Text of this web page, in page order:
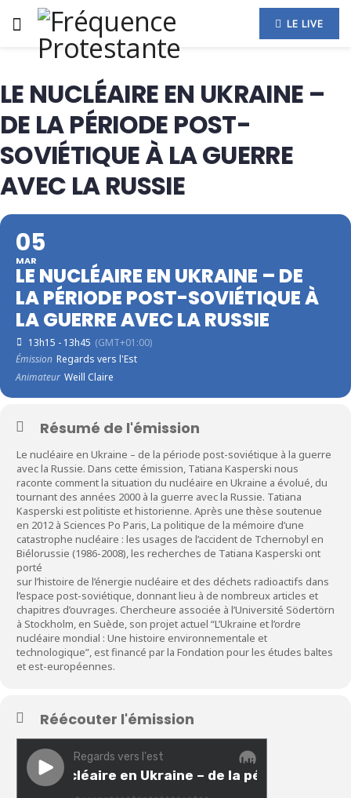
LE LIVE
LE NUCLÉAIRE EN UKRAINE –
DE LA PÉRIODE POST-
SOVIÉTIQUE À LA GUERRE
AVEC LA RUSSIE
05
MAR
LE NUCLÉAIRE EN UKRAINE – DE
LA PÉRIODE POST-SOVIÉTIQUE À
LA GUERRE AVEC LA RUSSIE
13h15 - 13h45 (GMT+01:00)
Émission Regards vers l'Est
Animateur Weill Claire
Résumé de l'émission
Le nucléaire en Ukraine – de la période post-soviétique à la guerre
avec la Russie. Dans cette émission, Tatiana Kasperski nous
raconte comment la situation du nucléaire en Ukraine a évolué, du
tournant des années 2000 à la guerre avec la Russie. Tatiana
Kasperski est politiste et historienne. Après une thèse soutenue
en 2012 à Sciences Po Paris, La politique de la mémoire d’une
catastrophe nucléaire : les usages de l’accident de Tchernobyl en
Biélorussie (1986-2008), les recherches de Tatiana Kasperski ont
porté
sur l’histoire de l’énergie nucléaire et des déchets radioactifs dans
l’espace post-soviétique, donnant lieu à de nombreux articles et
chapitres d’ouvrages. Chercheure associée à l’Université Södertörn
à Stockholm, en Suède, son projet actuel “L’Ukraine et l’ordre
nucléaire mondial : Une histoire environnementale et
technologique”, est financé par la Fondation pour les études baltes
et est-européennes.
Réécouter l'émission